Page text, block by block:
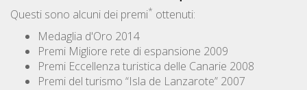
Questi sono alcuni dei premi* ottenuti:
Medaglia d'Oro 2014
Premi Migliore rete di espansione 2009
Premi Eccellenza turistica delle Canarie 2008
Premi del turismo “Isla de Lanzarote” 2007